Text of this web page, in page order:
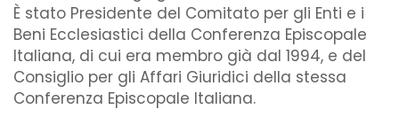
È stato Presidente del Comitato per gli Enti e i
Beni Ecclesiastici della Conferenza Episcopale
Italiana, di cui era membro già dal 1994, e del
Consiglio per gli Affari Giuridici della stessa
Conferenza Episcopale Italiana.